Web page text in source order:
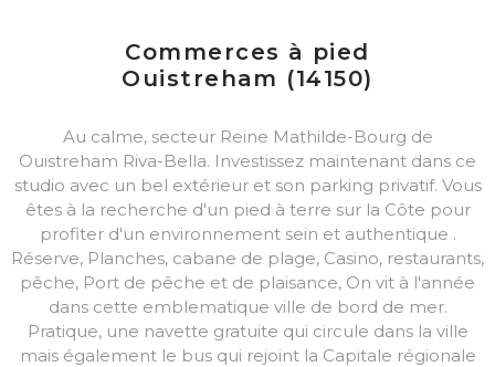
Commerces à pied
Ouistreham (14150)
Au calme, secteur Reine Mathilde-Bourg de
Ouistreham Riva-Bella. Investissez maintenant dans ce
studio avec un bel extérieur et son parking privatif. Vous
êtes à la recherche d'un pied à terre sur la Côte pour
profiter d'un environnement sein et authentique .
Réserve, Planches, cabane de plage, Casino, restaurants,
pêche, Port de pêche et de plaisance, On vit à l'année
dans cette emblematique ville de bord de mer.
Pratique, une navette gratuite qui circule dans la ville
mais également le bus qui rejoint la Capitale régionale